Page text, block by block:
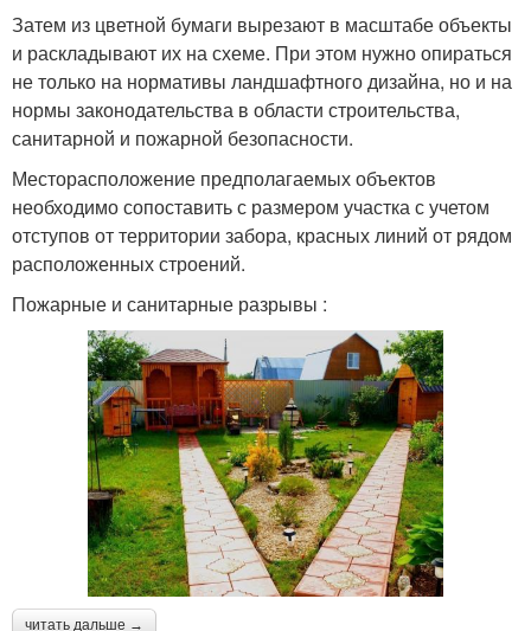
Затем из цветной бумаги вырезают в масштабе объекты
и раскладывают их на схеме. При этом нужно опираться
не только на нормативы ландшафтного дизайна, но и на
нормы законодательства в области строительства,
санитарной и пожарной безопасности.
Месторасположение предполагаемых объектов
необходимо сопоставить с размером участка с учетом
отступов от территории забора, красных линий от рядом
расположенных строений.
Пожарные и санитарные разрывы :
читать дальше →